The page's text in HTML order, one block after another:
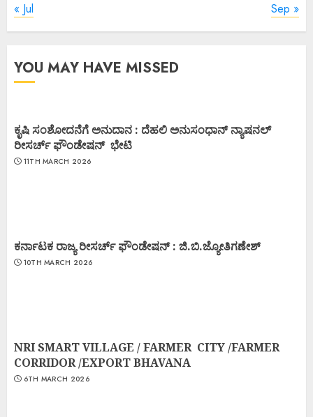
« Jul Sep »
YOU MAY HAVE MISSED
ಕೃಷಿ ಸಂಶೋದನೆಗೆ ಅನುದಾನ : ದೆಹಲಿ ಅನುಸಂಧಾನ್ ನ್ಯಾಷನಲ್
ರೀಸರ್ಚ್ ಫೌಂಡೇಷನ್ ಭೇಟಿ
11TH MARCH 2026
ಕರ್ನಾಟಕ ರಾಜ್ಯ ರೀಸರ್ಚ್ ಫೌಂಡೇಷನ್ : ಜಿ.ಬಿ.ಜ್ಯೋತಿಗಣೇಶ್
10TH MARCH 2026
NRI SMART VILLAGE / FARMER CITY /FARMER
CORRIDOR /EXPORT BHAVANA
6TH MARCH 2026